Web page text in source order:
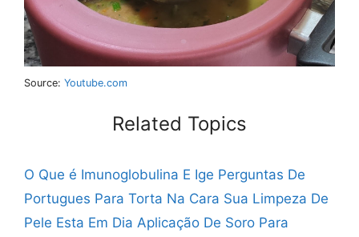
Source: Youtube.com
Related Topics
O Que é Imunoglobulina E Ige Perguntas De
Portugues Para Torta Na Cara Sua Limpeza De
Pele Esta Em Dia Aplicação De Soro Para